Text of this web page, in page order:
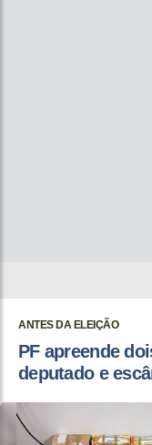
ANTES DA ELEIÇÃO
PF apreende
deputado e